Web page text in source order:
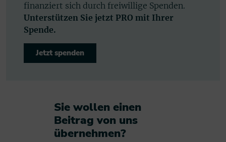
finanziert sich durch freiwillige Spenden.
Unterstützen Sie jetzt PRO mit Ihrer
Spende.
Jetzt spenden
Sie wollen einen
Beitrag von uns
übernehmen?​